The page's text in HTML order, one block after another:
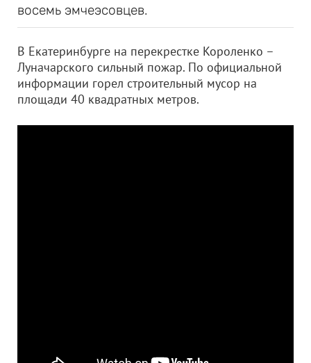
восемь эмчеэсовцев.
В Екатеринбурге на перекрестке Короленко –
Луначарского сильный пожар. По официальной
информации горел строительный мусор на
площади 40 квадратных метров.